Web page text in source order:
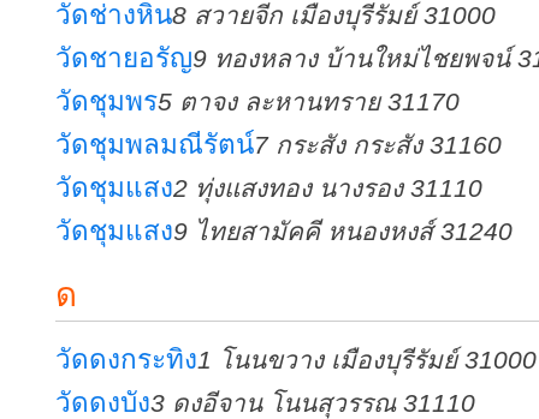
วัดช่างหิน8 สวายจีก เมืองบุรีรัมย์ 31000
วัดชายอรัญ9 ทองหลาง บ้านใหม่ไชยพจน์
วัดชุมพร5 ตาจง ละหานทราย 31170
วัดชุมพลมณีรัตน์7 กระสัง กระสัง 31160
วัดชุมแสง2 ทุ่งแสงทอง นางรอง 31110
วัดชุมแสง9 ไทยสามัคคี หนองหงส์ 31240
ด
วัดดงกระทิง1 โนนขวาง เมืองบุรีรัมย์ 31000
วัดดงบัง3 ดงอีจาน โนนสุวรรณ 31110